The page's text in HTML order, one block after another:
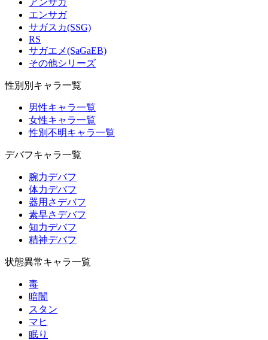
アンサガ
エンサガ
サガスカ(SSG)
RS
サガエメ(SaGaEB)
その他シリーズ
性別別キャラ一覧
男性キャラ一覧
女性キャラ一覧
性別不明キャラ一覧
デバフキャラ一覧
腕力デバフ
体力デバフ
器用さデバフ
素早さデバフ
知力デバフ
精神デバフ
状態異常キャラ一覧
毒
暗闇
スタン
マヒ
眠り